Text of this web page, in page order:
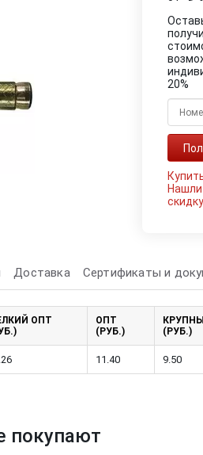
20%
Доставка Сертификаты и
ОПТ
ОПТ
(РУБ.)
(РУБ.)
11.40 9.50
покупают